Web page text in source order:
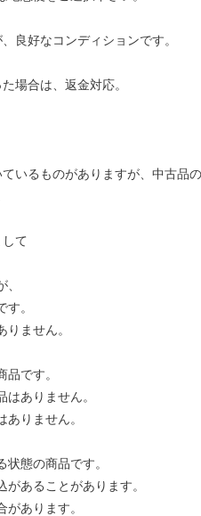
良好なコンディションです。
場合は、返金対応。
いるものがありますが、中古品
て
。
ません。
です。
ありません。
りません。
態の商品です。
あることがあります。
あります。